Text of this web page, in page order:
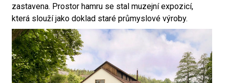
zastavena. Prostor hamru se stal muzejní expozicí,
která slouží jako doklad staré průmyslové výroby.